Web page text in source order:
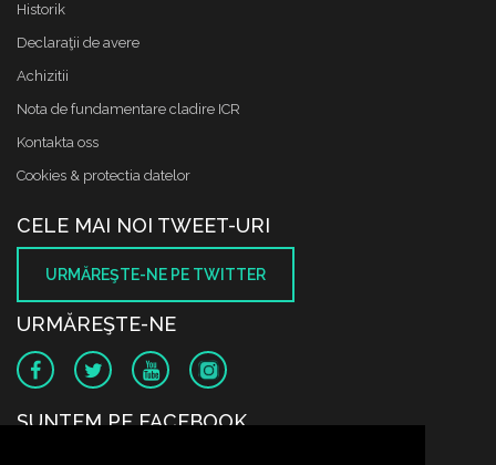
Historik
Declaraţii de avere
Achizitii
Nota de fundamentare cladire ICR
Kontakta oss
Cookies & protectia datelor
CELE MAI NOI TWEET-URI
URMĂREŞTE-NE PE TWITTER
URMĂREŞTE-NE
SUNTEM PE FACEBOOK